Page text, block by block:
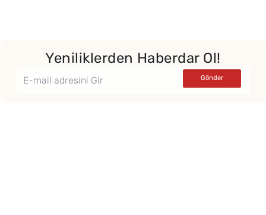
Yeniliklerden Haberdar Ol!